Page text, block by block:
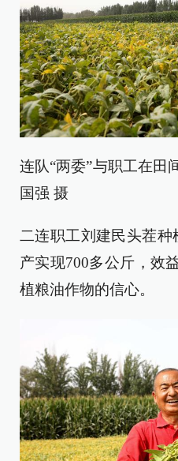
连队“两委”与职工在田
国强 摄
二连职工刘建民头茬
产实现700多公斤，效
植粮油作物的信心。